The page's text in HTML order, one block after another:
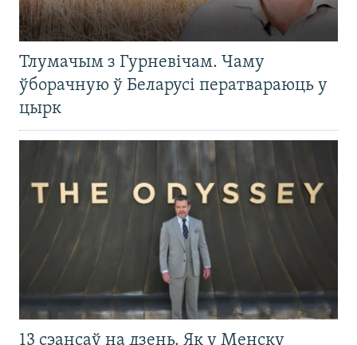
Тлумачым з Гурневічам. Чаму
ўборачную ў Беларусі ператвараюць у
цырк
13 сэансаў на дзень. Як у Менску